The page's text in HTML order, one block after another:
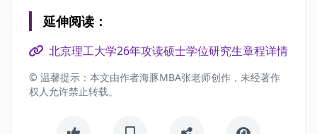
延伸阅读：
北京理工大学26年攻读硕士学位研究生章程详情
© 温馨提示：本文由作者海豚MBA张老师创作，未经著作
权人允许禁止转载。